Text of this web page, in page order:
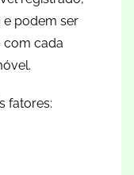
e podem ser
com cada
fatores: